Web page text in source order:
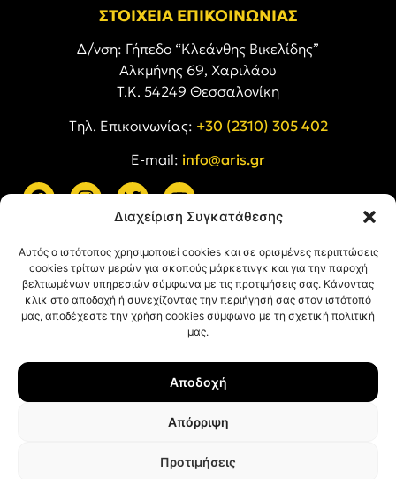
Διαχείριση Συγκατάθεσης
Αυτός ο ιστότοπος χρησιμοποιεί cookies και σε ορισμένες περιπτώσεις
cookies τρίτων μερών για σκοπούς μάρκετινγκ και για την παροχή
βελτιωμένων υπηρεσιών σύμφωνα με τις προτιμήσεις σας. Κάνοντας
κλικ στο αποδοχή ή συνεχίζοντας την περιήγησή σας στον ιστότοπό
μας, αποδέχεστε την χρήση cookies σύμφωνα με τη σχετική πολιτική
μας.
Αποδοχή
Απόρριψη
Προτιμήσεις
ΣΤΟΙΧΕΙΑ ΕΠΙΚΟΙΝΩΝΙΑΣ
Δ/νση: Γήπεδο “Κλεάνθης Βικελίδης”
Αλκμήνης 69, Χαριλάου
Τ.Κ. 54249 Θεσσαλονίκη
Tηλ. Επικοινωνίας: +30 (2310) 305 402
E-mail: info@aris.gr
Όροι Χρήσης
Πολιτική Cookies
© ΑΡΗΣ Α.Σ. All rights reserved.